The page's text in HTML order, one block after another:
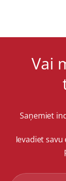
Vai
Saņemiet
Ievadiet